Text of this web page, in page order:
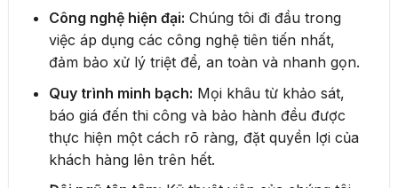
Công nghệ hiện đại: Chúng tôi đi đầu trong
việc áp dụng các công nghệ tiên tiến nhất,
đảm bảo xử lý triệt để, an toàn và nhanh gọn.
Quy trình minh bạch: Mọi khâu từ khảo sát,
báo giá đến thi công và bảo hành đều được
thực hiện một cách rõ ràng, đặt quyền lợi của
khách hàng lên trên hết.